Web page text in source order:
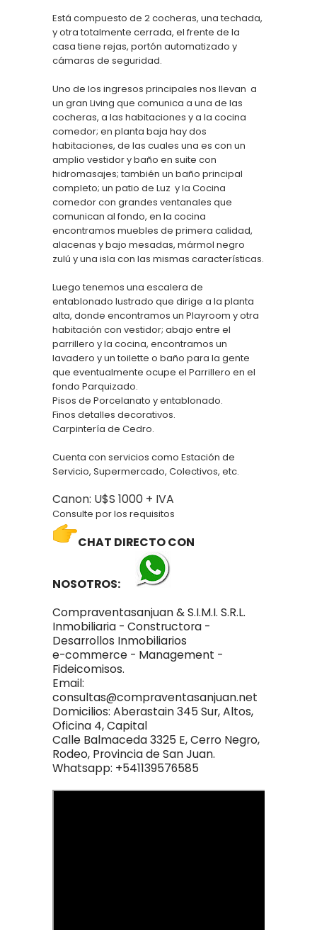
Está compuesto de 2 cocheras, una techada,
y otra totalmente cerrada, el frente de la
casa tiene rejas, portón automatizado y
cámaras de seguridad.
Uno de los ingresos principales nos llevan a
un gran Living que comunica a una de las
cocheras, a las habitaciones y a la cocina
comedor; en planta baja hay dos
habitaciones, de las cuales una es con un
amplio vestidor y baño en suite con
hidromasajes; también un baño principal
completo; un patio de Luz y la Cocina
comedor con grandes ventanales que
comunican al fondo, en la cocina
encontramos muebles de primera calidad,
alacenas y bajo mesadas, mármol negro
zulú y una isla con las mismas características.
Luego tenemos una escalera de
entablonado lustrado que dirige a la planta
alta, donde encontramos un Playroom y otra
habitación con vestidor; abajo entre el
parrillero y la cocina, encontramos un
lavadero y un toilette o baño para la gente
que eventualmente ocupe el Parrillero en el
fondo Parquizado.
Pisos de Porcelanato y entablonado.
Finos detalles decorativos.
Carpintería de Cedro.
Cuenta con servicios como Estación de
Servicio, Supermercado, Colectivos, etc.
Canon: U$S 1000 + IVA
Consulte por los requisitos
CHAT DIRECTO CON
NOSOTROS:
Compraventasanjuan & S.I.M.I. S.R.L.
Inmobiliaria - Constructora -
Desarrollos Inmobiliarios
e-commerce - Management -
Fideicomisos.
Email:
consultas@compraventasanjuan.net
Domicilios: Aberastain 345 Sur, Altos,
Oficina 4, Capital
Calle Balmaceda 3325 E, Cerro Negro,
Rodeo, Provincia de San Juan.
Whatsapp: +541139576585